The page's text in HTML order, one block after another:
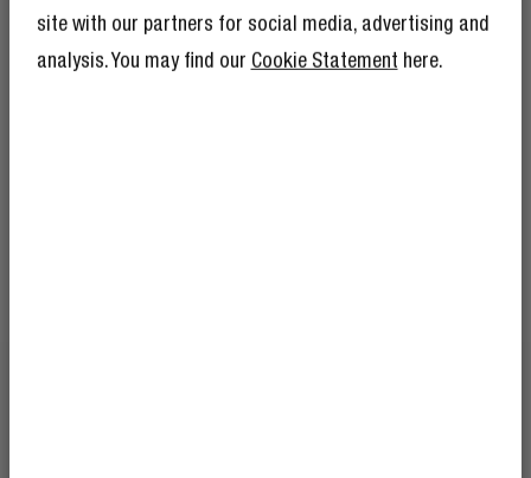
site with our partners for social media, advertising and
analysis. You may find our Cookie Statement here.